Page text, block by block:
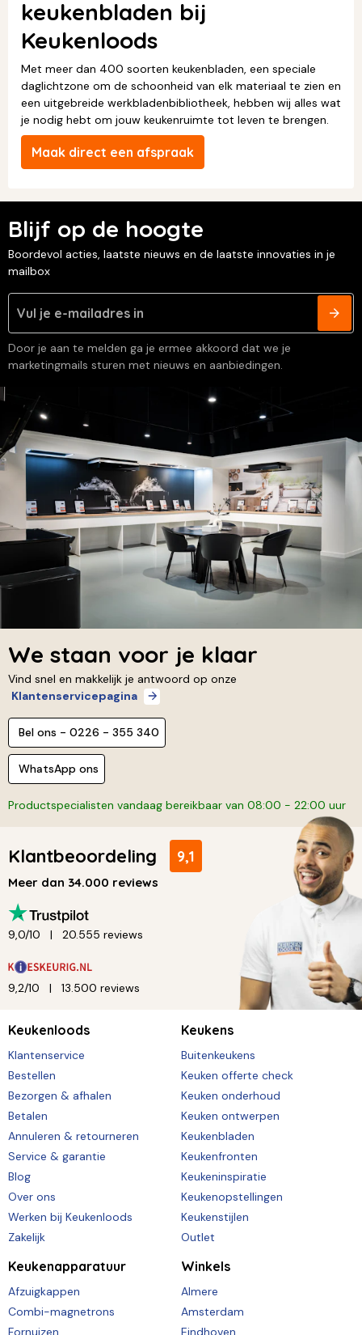
keukenbladen bij
Keukenloods
Met meer dan 400 soorten keukenbladen, een speciale
daglichtzone om de schoonheid van elk materiaal te zien en
een uitgebreide werkbladenbibliotheek, hebben wij alles wat
je nodig hebt om jouw keukenruimte tot leven te brengen.
Maak direct een afspraak
Blijf op de hoogte
Boordevol acties, laatste nieuws en de laatste innovaties in je
mailbox
Door je aan te melden ga je ermee akkoord dat we je
marketingmails sturen met nieuws en aanbiedingen.
We staan voor je klaar
Vind snel en makkelijk je antwoord op onze
Klantenservicepagina
Bel ons - 0226 - 355 340
WhatsApp ons
Productspecialisten vandaag bereikbaar van 08:00 - 22:00 uur
Klantbeoordeling 9,1
Meer dan 34.000 reviews
9,0/10 20.555 reviews
9,2/10 13.500 reviews
Keukenloods
Klantenservice
Bestellen
Bezorgen & afhalen
Betalen
Annuleren & retourneren
Service & garantie
Blog
Over ons
Werken bij Keukenloods
Zakelijk
Keukens
Buitenkeukens
Keuken offerte check
Keuken onderhoud
Keuken ontwerpen
Keukenbladen
Keukenfronten
Keukeninspiratie
Keukenopstellingen
Keukenstijlen
Outlet
Keukenapparatuur
Afzuigkappen
Combi-magnetrons
Fornuizen
Winkels
Almere
Amsterdam
Eindhoven